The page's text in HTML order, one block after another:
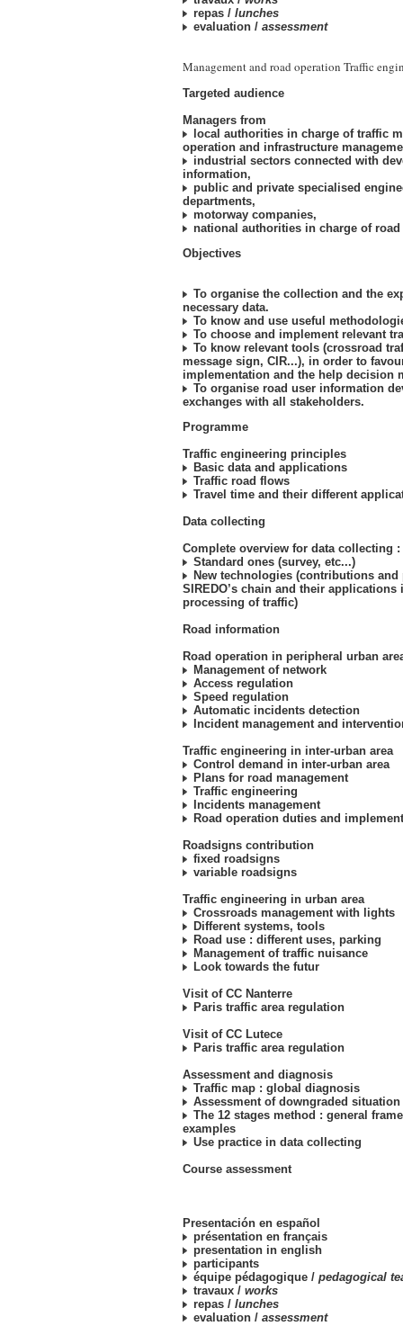
repas / lunches
evaluation / assessment
Management and road operation Traffic
Targeted audience
Managers from
local authorities in charge of traffic
operation and infrastructure
industrial sectors connected with
information,
public and private specialised
departments,
motorway companies,
national authorities in charge of
Objectives
To organise the collection and the
necessary data.
To know and use useful
To choose and implement relevant
To know relevant tools (crossroad
message sign, CIR...), in order to
implementation and the help decision
To organise road user information
exchanges with all stakeholders.
Programme
Traffic engineering principles
Basic data and applications
Traffic road flows
Travel time and their different
Data collecting
Complete overview for data collecting :
Standard ones (survey, etc...)
New technologies (contributions and
SIREDO’s chain and their applications
processing of traffic)
Road information
Road operation in peripheral urban
Management of network
Access regulation
Speed regulation
Automatic incidents detection
Incident management and
Traffic engineering in inter-urban area
Control demand in inter-urban area
Plans for road management
Traffic engineering
Incidents management
Road operation duties and
Roadsigns contribution
fixed roadsigns
variable roadsigns
Traffic engineering in urban area
Crossroads management with lights
Different systems, tools
Road use : different uses, parking
Management of traffic nuisance
Look towards the futur
Visit of CC Nanterre
Paris traffic area regulation
Visit of CC Lutece
Paris traffic area regulation
Assessment and diagnosis
Traffic map : global diagnosis
Assessment of downgraded situation
The 12 stages method : general
examples
Use practice in data collecting
Course assessment
Presentación en español
présentation en français
presentation in english
participants
équipe pédagogique / pedagogical
travaux / works
repas / lunches
evaluation / assessment